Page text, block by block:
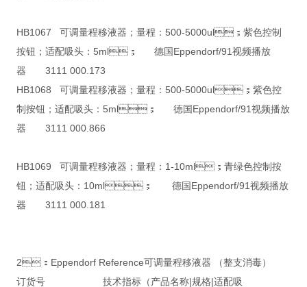
HB1067 可调量程移液器；量程：500-5000ul；紫色控制
按钮；适配吸头：5ml； 德国Eppendorf/91视频播放
器 3111 000.173
HB1068 可调量程移液器；量程：500-5000ul；紫色控
制按钮；适配吸头：5ml； 德国Eppendorf/91视频播放
器 3111 000.866
HB1069 可调量程移液器；量程：1-10ml；青绿色控制按
钮；适配吸头：10ml； 德国Eppendorf/91视频播放
器 3111 000.181
2：Eppendorf Reference可调量程移液器 （整支消毒）
订货号 技术指标（产品名称|规格|适配吸